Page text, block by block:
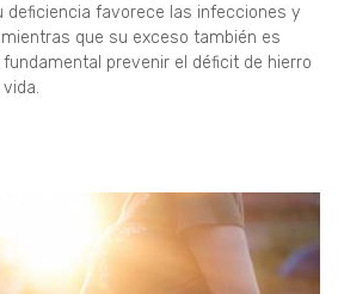
deficiencia favorece las infecciones y
que su exceso también es
prevenir el déficit de hierro